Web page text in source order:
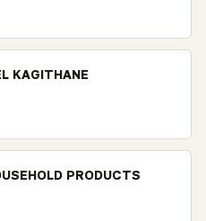
KAGITHANE
PRODUCTS